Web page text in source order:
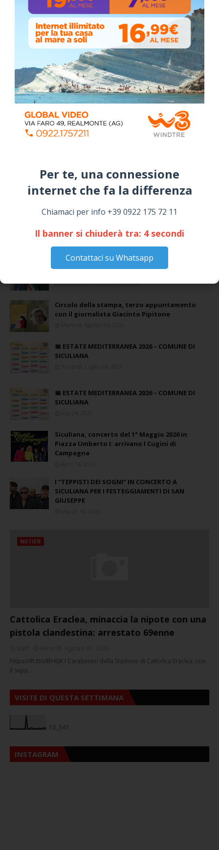
Per te, una connessione
internet che fa la differenza​
Chiamaci per info +39 0922 175 72 11
Il banner si chiuderà tra: 3secondi
Contattaci su Whatsapp
ALMANACCO DEL GIORNO
Coronavirus: messaggio del Sindaco Zambito
Domenica, Novembre 22, 2020
Circolo della stampa, terzo appuntamento
con il giornalista Giacinto Pipitone
📅 ESTATE MEDITERRANEA 2026 – COMUNE DI
SICULIANA
📅 ESTATE MEDITERRANEA 2026 – COMUNE DI
SICULIANA
Siculiana, concerto del 1° Maggio 2026 in
Piazza Umberto I: arrivano I Cugini di
Campagna
I “TEPPISTI DEI SOGNI” IN CONCERTO A
SICULIANA PER I FESTEGGIAMENTI DI SAN
GIUSEPPE
NOTIZIE
Cattolica Eraclea, minaccia la nipote con una
pistola clandestina: arrestato 69enne
https://ift.tt/ulBHEJK I Carabinieri della Stazione di Cattolica Eraclea, con
il supp…
VISITE DI QUESTA SETTIMANA
10,341
INSTAGRAM